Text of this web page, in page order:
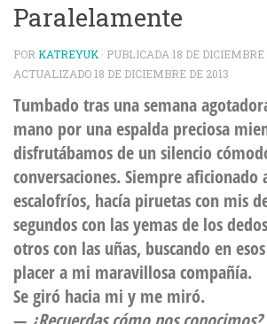
Paralelamente
POR KATREYUK · PUBLICADA 18 DE DICIEMBRE
ACTUALIZADO18 DE DICIEMBRE DE 2013
Tumbado tras una semana
mano por una espalda preciosa
disfrutábamos de un silencio
conversaciones. Siempre aficionado
escalofríos, hacía piruetas con mis
segundos con las yemas de los
otros con las uñas, buscando en
placer a mi maravillosa compañía.
Se giró hacia mi y me miró.